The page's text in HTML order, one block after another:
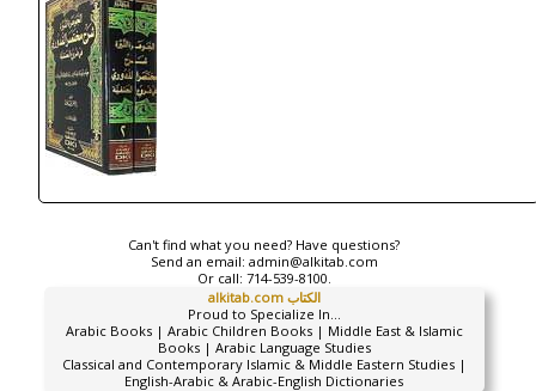
Can't find what you need? Have questions?
Send an email: admin@alkitab.com
Or call: 714-539-8100.
alkitab.com الكتاب
Proud to Specialize In...
Arabic Books | Arabic Children Books | Middle East & Islamic
Books | Arabic Language Studies
Classical and Contemporary Islamic & Middle Eastern Studies |
English-Arabic & Arabic-English Dictionaries